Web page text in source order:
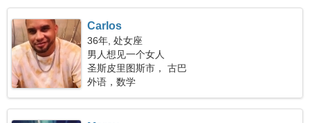
Carlos
36年, 处女座
男人想见一个女人
圣斯皮里图斯市， 古巴
外语，数学